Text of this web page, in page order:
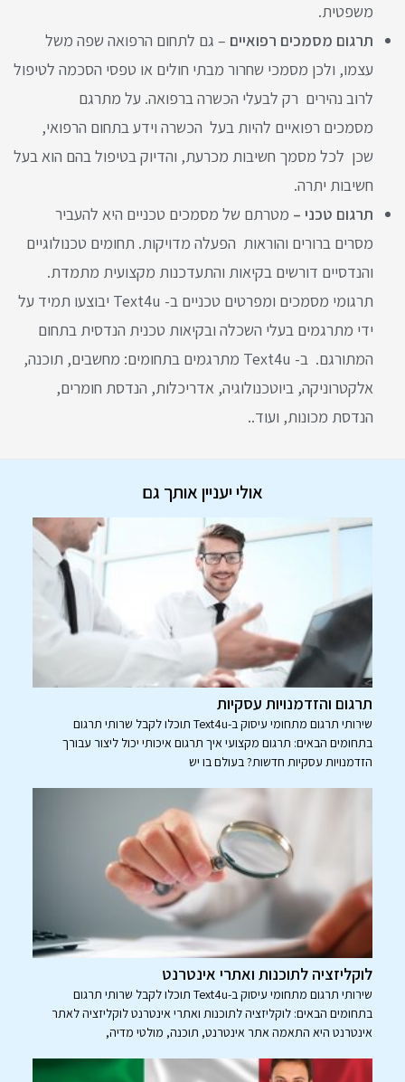
משפטית.
תרגום מסמכים רפואיים – גם לתחום הרפואה שפה משל
עצמו, ולכן מסמכי שחרור מבתי חולים או טפסי הסכמה לטיפול
לרוב נהירים רק לבעלי הכשרה ברפואה. על מתרגם
מסמכים רפואיים להיות בעל הכשרה וידע בתחום הרפואי,
שכן לכל מסמך חשיבות מכרעת, והדיוק בטיפול בהם הוא בעל
חשיבות יתרה.
תרגום טכני – מטרתם של מסמכים טכניים היא להעביר
מסרים ברורים והוראות הפעלה מדויקות. תחומים טכנולוגיים
והנדסיים דורשים בקיאות והתעדכנות מקצועית מתמדת.
תרגומי מסמכים ומפרטים טכניים ב- Text4u יבוצעו תמיד על
ידי מתרגמים בעלי השכלה ובקיאות טכנית הנדסית בתחום
המתורגם. ב- Text4u מתרגמים בתחומים: מחשבים, תוכנה,
אלקטרוניקה, ביוטכנולוגיה, אדריכלות, הנדסת חומרים,
הנדסת מכונות, ועוד..
אולי יעניין אותך גם
תרגום והזדמנויות עסקיות
שירותי תרגום מתחומי עיסוק ב-Text4u תוכלו לקבל שרותי תרגום
בתחומים הבאים: תרגום מקצועי איך תרגום איכותי יכול ליצור עבורך
הזדמנויות עסקיות חדשות? בעולם בו יש
לוקליזציה לתוכנות ואתרי אינטרנט
שירותי תרגום מתחומי עיסוק ב-Text4u תוכלו לקבל שרותי תרגום
בתחומים הבאים: לוקליזציה לתוכנות ואתרי אינטרנט לוקליזציה לאתר
אינטרנט היא התאמה אתר אינטרנט, תוכנה, מולטי מדיה,